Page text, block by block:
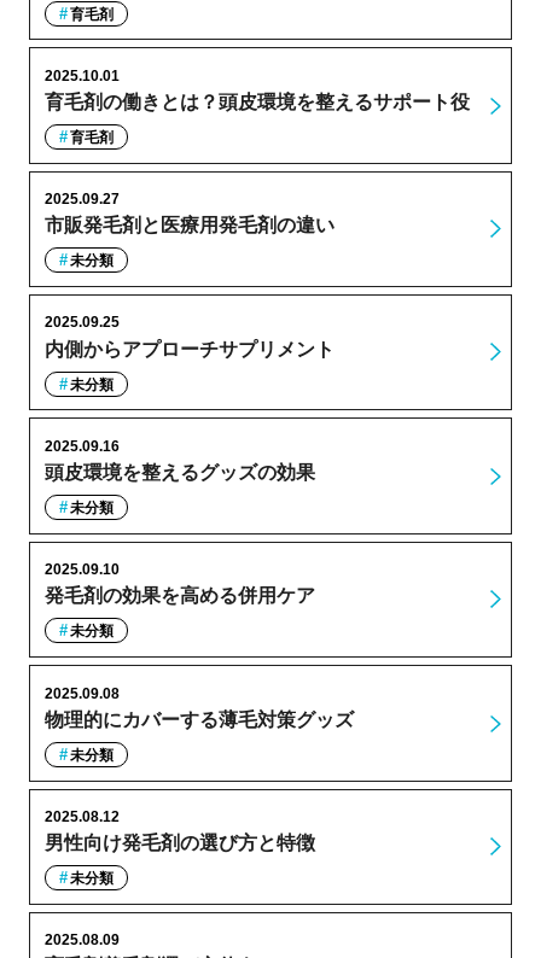
育毛剤
育毛剤の働きとは？頭皮環境を整えるサポート役
2025.10.01
育毛剤
市販発毛剤と医療用発毛剤の違い
2025.09.27
未分類
内側からアプローチサプリメント
2025.09.25
未分類
頭皮環境を整えるグッズの効果
2025.09.16
未分類
発毛剤の効果を高める併用ケア
2025.09.10
未分類
物理的にカバーする薄毛対策グッズ
2025.09.08
未分類
男性向け発毛剤の選び方と特徴
2025.08.12
未分類
2025.08.09